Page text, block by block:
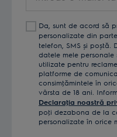
tău Da, sunt de acord să
personalizate din
telefon, SMS și poștă.
datele mele
utilizate pentru
platforme de
consimţămintele în
vârsta de 18 ani.
Declaraţia noastră
poţi dezabona de la
personalizate în orice